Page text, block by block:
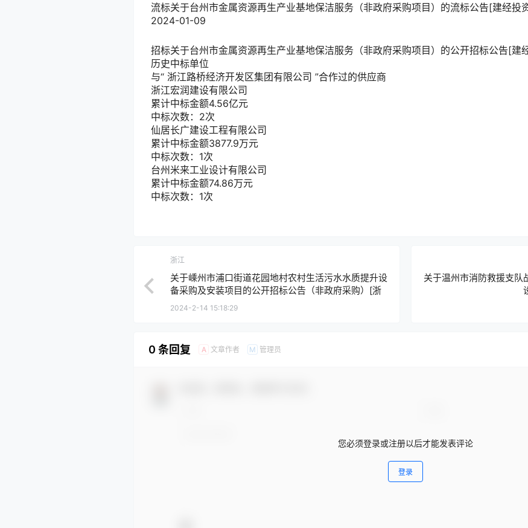
流标关于台州市金属资源再生产业基地保洁服务（非政府采购项目）的流标公告[建经投
2024-01-09
招标关于台州市金属资源再生产业基地保洁服务（非政府采购项目）的公开招标公告[建
历史中标单位
与“ 浙江路桥经济开发区集团有限公司 ”合作过的供应商
浙江宏润建设有限公司
累计中标金额4.56亿元
中标次数：2次
仙居长广建设工程有限公司
累计中标金额3877.9万元
中标次数：1次
台州米来工业设计有限公司
累计中标金额74.86万元
中标次数：1次
浙江
关于嵊州市浦口街道花园地村农村生活污水水质提升设
备采购及安装项目的公开招标公告（非政府采购）[浙
江华域高宇项目管理有限公司]
2024-2-14 15:18:29
关于温州市消防救援支队
0 条回复 A 文章作者 M 管理员
您必须登录或注册以后才能发表评论
登录